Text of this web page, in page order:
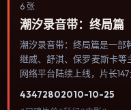
6 张
潮汐录音带：终局篇
潮汐录音带：终局篇是一部
继威、舒淇、保罗·麦斯卡
网络平台陆续上线，片长
43472802010-10-25